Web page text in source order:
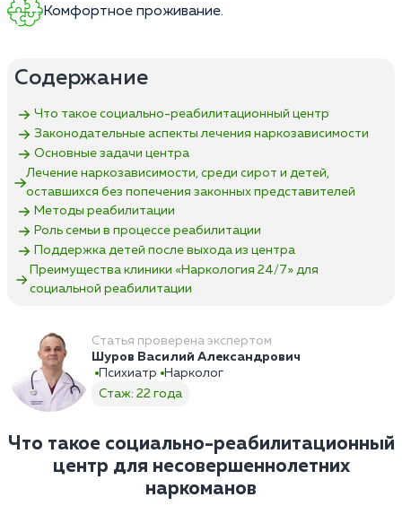
Комфортное проживание.
Содержание
Что такое социально-реабилитационный центр
Законодательные аспекты лечения наркозависимости
Основные задачи центра
Лечение наркозависимости, среди сирот и детей,
оставшихся без попечения законных представителей
Методы реабилитации
Роль семьи в процессе реабилитации
Поддержка детей после выхода из центра
Преимущества клиники «Наркология 24/7»‎ для
социальной реабилитации
Статья проверена экспертом
Шуров Василий Александрович
Психиатр
Нарколог
Стаж: 22 года
Что такое социально-реабилитационный
центр для несовершеннолетних
наркоманов